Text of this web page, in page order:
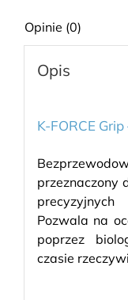
Opinie (0)
Opis
K-FORCE
przeznaczony
Pozwala na
poprzez
czasie